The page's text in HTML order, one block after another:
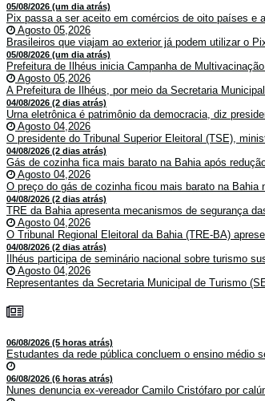
05/08/2026 (um dia atrás)
Pix passa a ser aceito em comércios de oito países e
Agosto 05,2026
Brasileiros que viajam ao exterior já podem utilizar o
05/08/2026 (um dia atrás)
Prefeitura de Ilhéus inicia Campanha de
Agosto 05,2026
A Prefeitura de Ilhéus, por meio da Secretaria
04/08/2026 (2 dias atrás)
Urna eletrônica é patrimônio da democracia, diz
Agosto 04,2026
O presidente do Tribunal Superior Eleitoral (TSE),
04/08/2026 (2 dias atrás)
Gás de cozinha fica mais barato na Bahia após
Agosto 04,2026
O preço do gás de cozinha ficou mais barato na Bahia
04/08/2026 (2 dias atrás)
TRE da Bahia apresenta mecanismos de segurança
Agosto 04,2026
O Tribunal Regional Eleitoral da Bahia (TRE-BA)
04/08/2026 (2 dias atrás)
Ilhéus participa de seminário nacional sobre turismo
Agosto 04,2026
Representantes da Secretaria Municipal de Turismo
06/08/2026 (5 horas atrás)
Estudantes da rede pública concluem o ensino médio
06/08/2026 (6 horas atrás)
Nunes denuncia ex-vereador Camilo Cristófaro por